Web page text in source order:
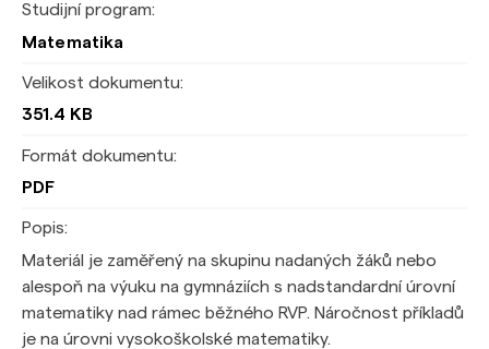
Studijní program:
Matematika
Velikost dokumentu:
351.4 KB
Formát dokumentu:
PDF
Popis:
Materiál je zaměřený na skupinu nadaných žáků nebo
alespoň na výuku na gymnáziích s nadstandardní úrovní
matematiky nad rámec běžného RVP. Náročnost příkladů
je na úrovni vysokoškolské matematiky.